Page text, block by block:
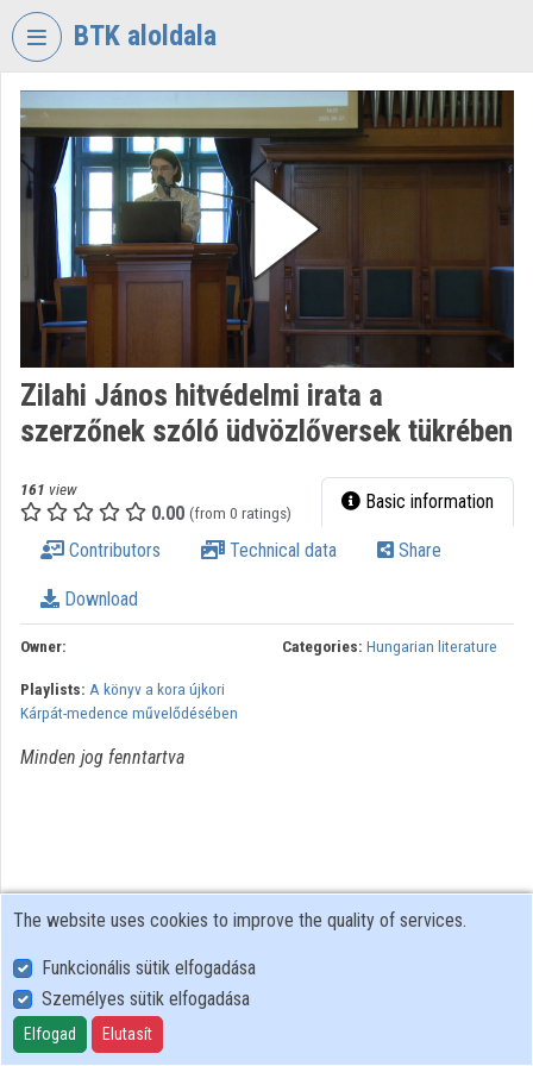
Skip header
BTK aloldala
VIDEOTORIUM
RESEARCH
CENTRE
THE
HUMANTITIES
Organization home
Organization discovery
Categories
Zilahi János hitvédelmi irata a
szerzőnek szóló üdvözlőversek tükrében
161 view
0.00 (from 0 ratings) Basic information
Contributors Technical data Share
Download
Owner: Categories: Hungarian literature
Playlists: A könyv a kora újkori
Kárpát-medence művelődésében
Minden jog fenntartva
User Policy
Adatkezelési tájékoztató (en)
Cookie Policy
The website uses cookies to improve the quality of services.
Funkcionális sütik elfogadása
Személyes sütik elfogadása
Elfogad Elutasít